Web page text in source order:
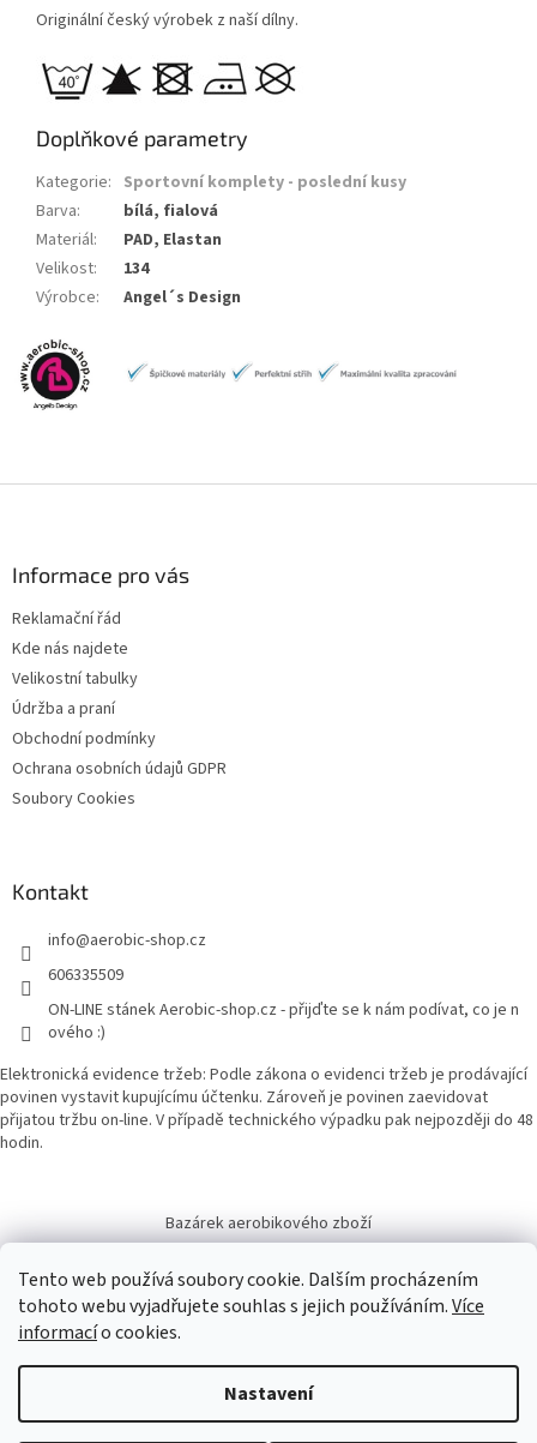
Tento web používá soubory cookie. Dalším procházením
tohoto webu vyjadřujete souhlas s jejich používáním.Více
informacío cookies.
Nastavení
Originální český výrobek z naší dílny.
Doplňkové parametry
Kategorie: Sportovní komplety - poslední kusy
Barva:
bílá, fialová
Materiál:
PAD, Elastan
Velikost:
134
Výrobce: Angel´s Design
Informace pro vás
Reklamační řád
Kde nás najdete
Velikostní tabulky
Údržba a praní
Obchodní podmínky
Ochrana osobních údajů GDPR
Soubory Cookies
Kontakt
info@aerobic-shop.cz
606335509
ON-LINE stánek Aerobic-shop.cz - přijďte se k nám podívat, co je n
ového :)
Elektronická evidence tržeb: Podle zákona o evidenci tržeb je prodávající
povinen vystavit kupujícímu účtenku. Zároveň je povinen zaevidovat
přijatou tržbu on-line. V případě technického výpadku pak nejpozději do 48
hodin.
Bazárek aerobikového zboží